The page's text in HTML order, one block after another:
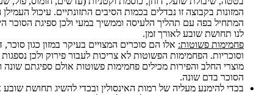
המזונות בקבוצה זו נבדלים בכמות הסיבים התזונתיים. עיכול
המתחיל בפה עם תהליך הלעיסה וממשיך במעי ולכן ספיגת הסוכר
לנו תחושת שובע לאורך זמן.
פחמימות פשוטות: אלו הם סוכרים המצויים בעיקר במזון כגון
וסוכריות. הפחמימות הפשוטות לא צריכות לעבור פירוק ולכן
מוצרי החלב והפירות מכילים פחמימות פשוטות אולם ספיגתם
הסוכר בדם שונה.
בכדי להימנע מעליה של רמות האינסולין ובכדי להשיג תחושת